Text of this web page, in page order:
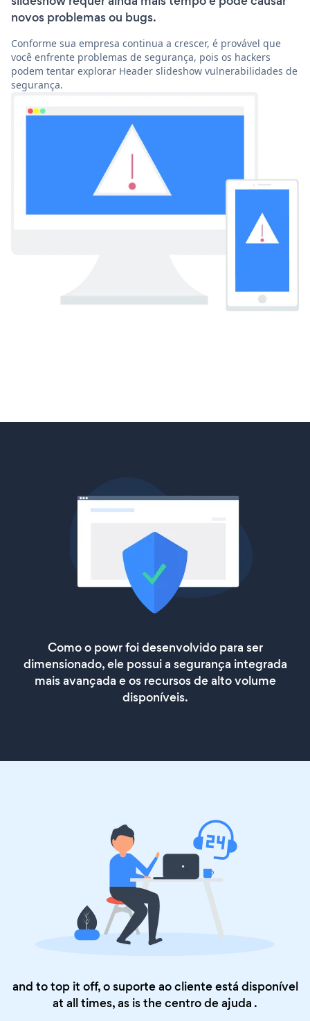
novos problemas ou bugs.
Conforme sua empresa continua a crescer, é provável que
você enfrente problemas de segurança, pois os hackers
podem tentar explorar Header slideshow vulnerabilidades de
segurança.
Como o powr foi desenvolvido para ser
dimensionado, ele possui a segurança integrada
mais avançada e os recursos de alto volume
disponíveis.
and to top it off, o suporte ao cliente está disponível
at all times, as is thecentro de ajuda .